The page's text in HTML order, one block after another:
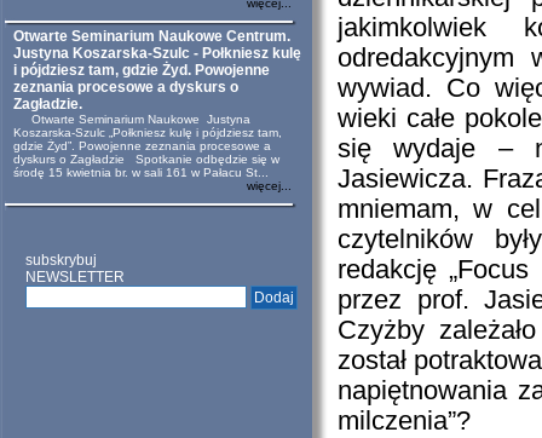
więcej...
Otwarte Seminarium Naukowe Centrum.
Justyna Koszarska-Szulc - Połkniesz kulę
i pójdziesz tam, gdzie Żyd. Powojenne
zeznania procesowe a dyskurs o
Zagładzie.
Otwarte Seminarium Naukowe Justyna
Koszarska-Szulc „Połkniesz kulę i pójdziesz tam,
gdzie Żyd”. Powojenne zeznania procesowe a
dyskurs o Zagładzie Spotkanie odbędzie się w
środę 15 kwietnia br. w sali 161 w Pałacu St...
więcej...
subskrybuj
NEWSLETTER
jakimkolwiek
odredakcyjnym
wywiad. Co
wieki całe
się wydaje –
Jasiewicza.
mniemam, w
czytelników
redakcję
przez prof.
Czyżby
został
napiętnowania
milczenia”?